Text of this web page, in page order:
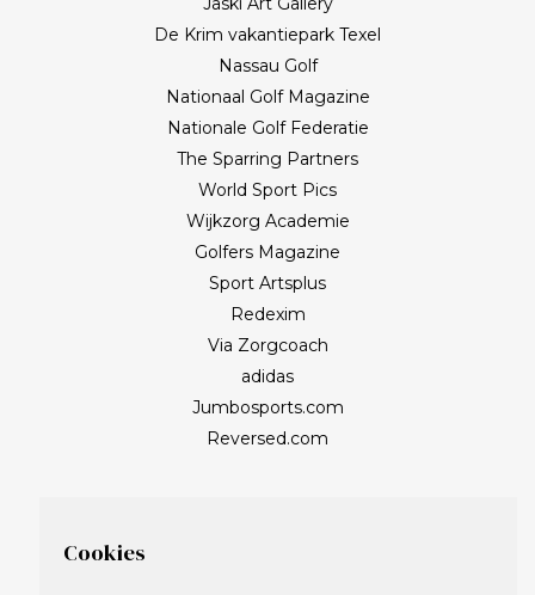
De Krim vakantiepark Texel
Nassau Golf
Nationaal Golf Magazine
Nationale Golf Federatie
The Sparring Partners
World Sport Pics
Wijkzorg Academie
Golfers Magazine
Sport Artsplus
Redexim
Via Zorgcoach
adidas
Jumbosports.com
Reversed.com
Cookies